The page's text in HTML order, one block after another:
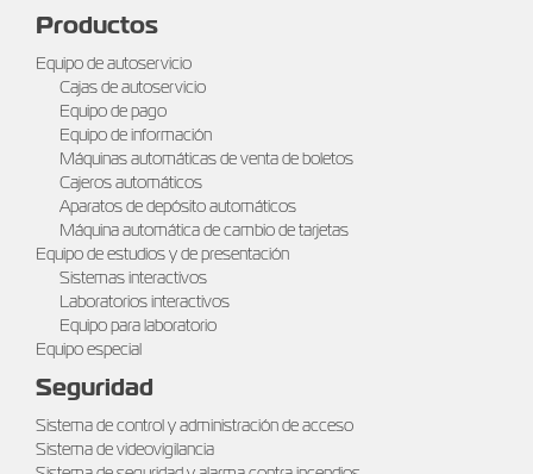
Productos
Equipo de autoservicio
Cajas de autoservicio
Equipo de pago
Equipo de información
Máquinas automáticas de venta de boletos
Cajeros automáticos
Aparatos de depósito automáticos
Máquina automática de cambio de tarjetas
Equipo de estudios y de presentación
Sistemas interactivos
Laboratorios interactivos
Equipo para laboratorio
Equipo especial
Seguridad
Sistema de control y administración de acceso
Sistema de videovigilancia